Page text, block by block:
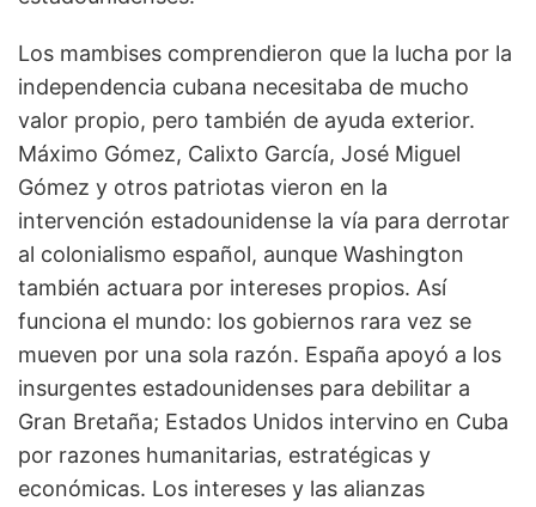
Los mambises comprendieron que la lucha por la
independencia cubana necesitaba de mucho
valor propio, pero también de ayuda exterior.
Máximo Gómez, Calixto García, José Miguel
Gómez y otros patriotas vieron en la
intervención estadounidense la vía para derrotar
al colonialismo español, aunque Washington
también actuara por intereses propios. Así
funciona el mundo: los gobiernos rara vez se
mueven por una sola razón. España apoyó a los
insurgentes estadounidenses para debilitar a
Gran Bretaña; Estados Unidos intervino en Cuba
por razones humanitarias, estratégicas y
económicas. Los intereses y las alianzas